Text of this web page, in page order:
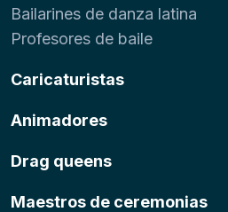
Bailarines de danza latina
Profesores de baile
Caricaturistas
Animadores
Drag queens
Maestros de ceremonias